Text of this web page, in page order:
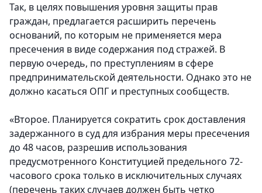
Так, в целях повышения уровня защиты прав
граждан, предлагается расширить перечень
оснований, по которым не применяется мера
пресечения в виде содержания под стражей. В
первую очередь, по преступлениям в сфере
предпринимательской деятельности. Однако это не
должно касаться ОПГ и преступных сообществ.
«Второе. Планируется сократить срок доставления
задержанного в суд для избрания меры пресечения
до 48 часов, разрешив использования
предусмотренного Конституцией предельного 72-
часового срока только в исключительных случаях
(перечень таких случаев должен быть четко